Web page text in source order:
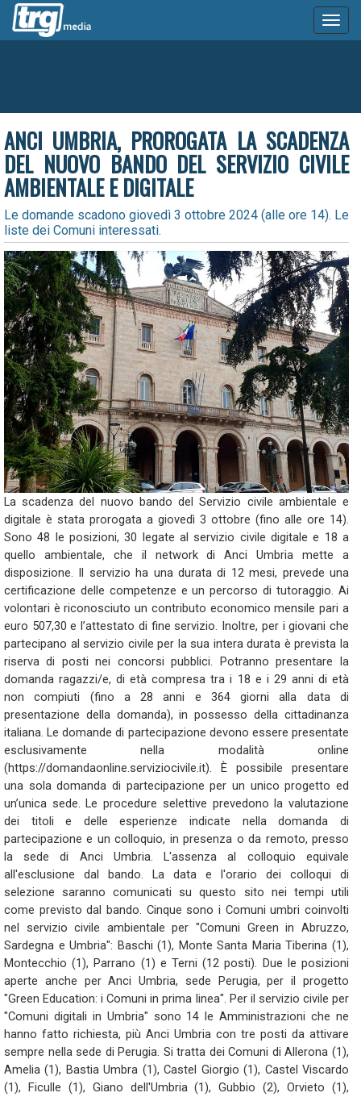
ANCI UMBRIA, PROROGATA LA SCADENZA
DEL NUOVO BANDO DEL SERVIZIO CIVILE
AMBIENTALE E DIGITALE
Le domande scadono giovedì 3 ottobre 2024 (alle ore 14). Le
liste dei Comuni interessati.
La scadenza del nuovo bando del Servizio civile ambientale e
digitale è stata prorogata a giovedì 3 ottobre (fino alle ore 14).
Sono 48 le posizioni, 30 legate al servizio civile digitale e 18 a
quello ambientale, che il network di Anci Umbria mette a
disposizione. Il servizio ha una durata di 12 mesi, prevede una
certificazione delle competenze e un percorso di tutoraggio. Ai
volontari è riconosciuto un contributo economico mensile pari a
euro 507,30 e l’attestato di fine servizio. Inoltre, per i giovani che
partecipano al servizio civile per la sua intera durata è prevista la
riserva di posti nei concorsi pubblici. Potranno presentare la
domanda ragazzi/e, di età compresa tra i 18 e i 29 anni di età
non compiuti (fino a 28 anni e 364 giorni alla data di
presentazione della domanda), in possesso della cittadinanza
italiana. Le domande di partecipazione devono essere presentate
esclusivamente nella modalità online
(https://domandaonline.serviziocivile.it). È possibile presentare
una sola domanda di partecipazione per un unico progetto ed
un’unica sede. Le procedure selettive prevedono la valutazione
dei titoli e delle esperienze indicate nella domanda di
partecipazione e un colloquio, in presenza o da remoto, presso
la sede di Anci Umbria. L'assenza al colloquio equivale
all'esclusione dal bando. La data e l'orario dei colloqui di
selezione saranno comunicati su questo sito nei tempi utili
come previsto dal bando. Cinque sono i Comuni umbri coinvolti
nel servizio civile ambientale per "Comuni Green in Abruzzo,
Sardegna e Umbria": Baschi (1), Monte Santa Maria Tiberina (1),
Montecchio (1), Parrano (1) e Terni (12 posti). Due le posizioni
aperte anche per Anci Umbria, sede Perugia, per il progetto
"Green Education: i Comuni in prima linea". Per il servizio civile per
"Comuni digitali in Umbria" sono 14 le Amministrazioni che ne
hanno fatto richiesta, più Anci Umbria con tre posti da attivare
sempre nella sede di Perugia. Si tratta dei Comuni di Allerona (1),
Amelia (1), Bastia Umbra (1), Castel Giorgio (1), Castel Viscardo
(1), Ficulle (1), Giano dell'Umbria (1), Gubbio (2), Orvieto (1),